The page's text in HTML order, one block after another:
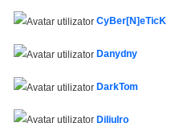
CyBer[N]eTicK
Danydny
DarkTom
Diliulro